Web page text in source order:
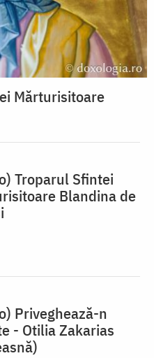
Mărturisitoare
Troparul Sfintei
Blandina de
Priveghează-n
- Otilia Zakarias